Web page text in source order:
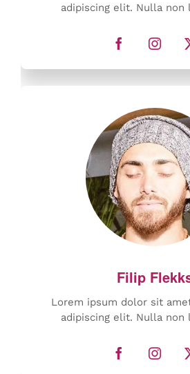
adipiscing elit. Nulla non
Lorem ipsum dolor sit
adipiscing elit. Nulla non